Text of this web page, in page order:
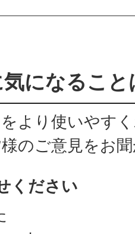
になるこ
より使いやす
のご意見をお
ください